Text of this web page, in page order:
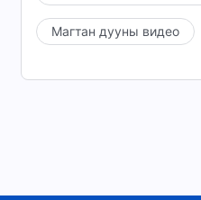
Магтан дууны видео